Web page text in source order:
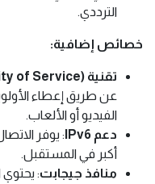
الترددي.
خصائص إضافية:
تقنية QoS (Quality of Service)
عن طريق إعطاء
الفيديو أو الألعاب.
دعم IPv6
: يوفر
أكبر في المستقبل.
منافذ جيجابت